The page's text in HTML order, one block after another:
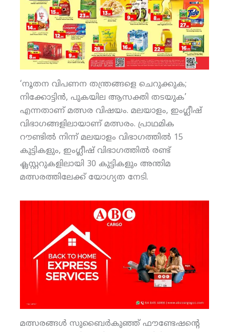
‘നൂതന വിപണന തന്ത്രങ്ങളെ ചെറുക്കുക;
നിക്കോട്ടിന്‍, പുകയില ആസക്തി തടയുക’
എന്നതാണ് മത്സര വിഷയം. മലയാളം, ഇംഗ്ലീഷ്
വിഭാഗങ്ങളിലായാണ് മത്സരം. പ്രാഥമിക
റൗണ്ടില്‍ നിന്ന് മലയാളം വിഭാഗത്തില്‍ 15
കുട്ടികളും, ഇംഗ്ലീഷ് വിഭാഗത്തില്‍ രണ്ട്
ക്ലസ്റ്ററുകളിലായി 30 കുട്ടികളും അന്തിമ
മത്സരത്തിലേക്ക് യോഗ്യത നേടി.
മത്സരങ്ങള്‍ സുബൈര്‍കുഞ്ഞ് ഫൗണ്ടേഷന്റെ